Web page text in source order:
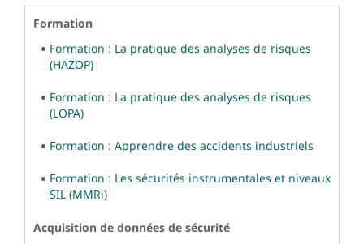
Formation
Formation : La pratique des analyses de risques
(HAZOP)
Formation : La pratique des analyses de risques
(LOPA)
Formation : Apprendre des accidents industriels
Formation : Les sécurités instrumentales et niveaux
SIL (MMRi)
Acquisition de données de sécurité